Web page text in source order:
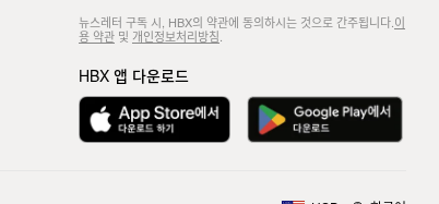
뉴스레터 구독 시, HBX의 약관에 동의하시는 것으로 간주됩니다. 이
용 약관및 개인정보처리방침
HBX 앱 다운로드